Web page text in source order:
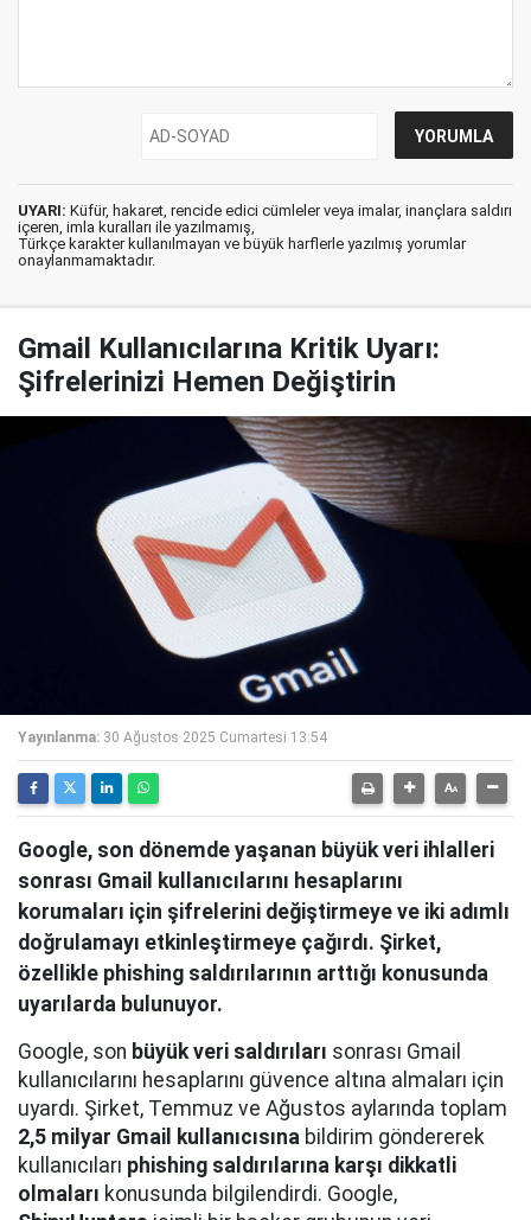
UYARI: Küfür, hakaret, rencide edici cümleler veya imalar, inançlara saldırı
içeren, imla kuralları ile yazılmamış,
Türkçe karakter kullanılmayan ve büyük harflerle yazılmış yorumlar
onaylanmamaktadır.
Gmail Kullanıcılarına Kritik Uyarı:
Şifrelerinizi Hemen Değiştirin
Yayınlanma: 30 Ağustos 2025 Cumartesi 13:54
Google, son dönemde yaşanan büyük veri ihlalleri
sonrası Gmail kullanıcılarını hesaplarını
korumaları için şifrelerini değiştirmeye ve iki adımlı
doğrulamayı etkinleştirmeye çağırdı. Şirket,
özellikle phishing saldırılarının arttığı konusunda
uyarılarda bulunuyor.
Google, son büyük veri saldırıları sonrası Gmail
kullanıcılarını hesaplarını güvence altına almaları için
uyardı. Şirket, Temmuz ve Ağustos aylarında toplam
2,5 milyar Gmail kullanıcısına bildirim göndererek
kullanıcıları phishing saldırılarına karşı dikkatli
olmaları konusunda bilgilendirdi. Google,